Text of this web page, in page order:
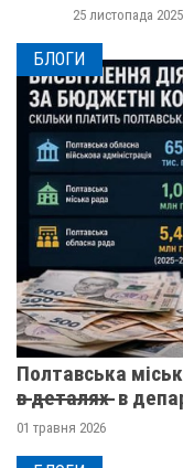
25 листопада 2025 0
БЛОГИ
Полтавська
в̶ ̶д̶е̶т̶а̶л̶я̶х̶ ̶ в
01 травня 2026